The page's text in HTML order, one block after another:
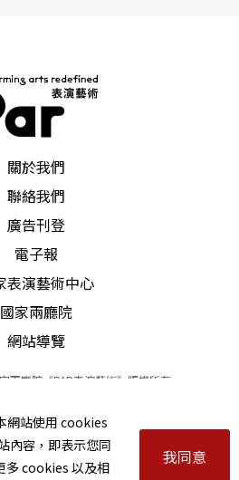
關於我們
聯絡我們
廣告刊登
電子報
表演藝術中心
國家兩廳院
網站導覽
兩廳院《PAR表演藝術》版權所有
redefined. All Rights Reserved
Id number 00973926
，如有異動應以主辦單位公告為準。
隱私權聲明｜著作權聲明
網站使用 cookies
內容，即表示您同
多 cookies 以及相
我同意